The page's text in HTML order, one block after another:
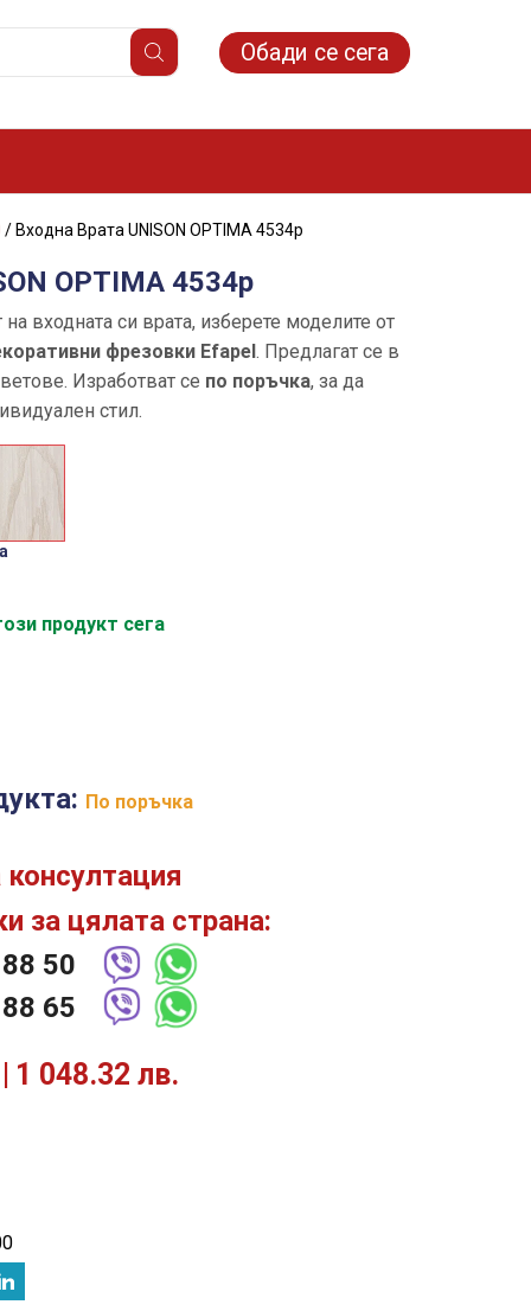
Обади се сега
/ Входна Врата UNISON OPTIMA 4534p
OPTIMA 4534p
входната си врата, изберете моделите от
фрезовки Efapel . Предлагат се в
Изработват се по поръчка, за да
стил.
продукт сега
По поръчка
за цялата страна:
50
65
1 048.32 лв.